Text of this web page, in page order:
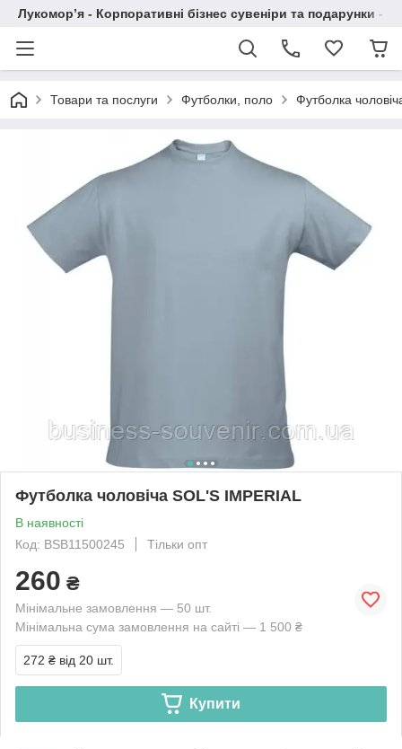
Лукомор’я - Корпоративні бізнес сувеніри та подарунки -
Товари та послуги Футболки, поло Футболка
Футболка чоловіча SOL'S IMPERIAL
В наявності
Код: BSB11500245
Тільки опт
260 ₴
Мінімальне замовлення — 50 шт.
Мінімальна сума замовлення на сайті — 1 500 ₴
272 ₴ від 20 шт.
Купити